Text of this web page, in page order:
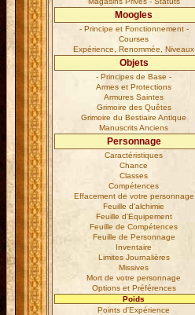
Moogles
- Principe et Fonctionnement -
Courses
Expérience, Renommée, Niveaux
Objets
- Principes de Base -
Armes et Protections
Armures Saintes
Grimoire des Quêtes
Grimoire du Bestiaire Antique
Manuscrits Anciens
Personnage
Caractéristiques
Chance
Classes
Compétences
Effacement de votre personnage
Feuille d'alchimie
Feuille d'Equipement
Feuille de Compétences
Feuille de Personnage
Inventaire
Limites Journalières
Missives
Mort de votre personnage
Options et Préférences
Poids
Points d'Expérience